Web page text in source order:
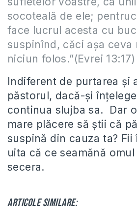
socoteală de ele;
face lucrul acesta cu
suspinînd, căci așa ceva
niciun folos.”(Evrei 13:17)
Indiferent de purtarea și
păstorul, dacă-și
continua slujba sa. Dar
mare plăcere să știi că
suspină din cauza ta? Fii
uita că ce seamănă
secera.
Articole similare: